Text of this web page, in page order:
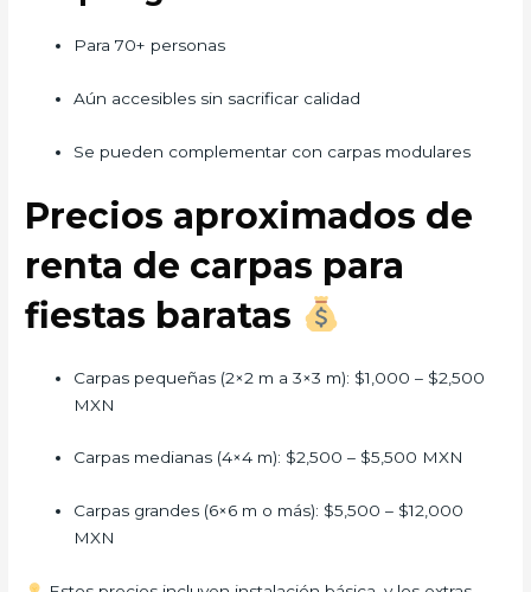
Para 70+ personas
Aún accesibles sin sacrificar calidad
Se pueden complementar con carpas modulares
Precios aproximados de
renta de carpas para
fiestas baratas
Carpas pequeñas (2×2 m a 3×3 m): $1,000 – $2,500
MXN
Carpas medianas (4×4 m): $2,500 – $5,500 MXN
Carpas grandes (6×6 m o más): $5,500 – $12,000
MXN